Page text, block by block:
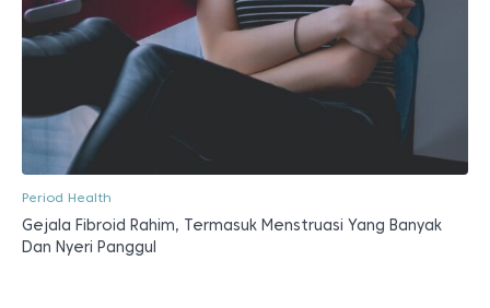
Period Health
Gejala Fibroid Rahim, Termasuk Menstruasi Yang Banyak
Dan Nyeri Panggul